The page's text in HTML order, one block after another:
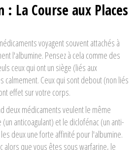
La Course aux Places
voyagent souvent attachés à
l'albumine. Pensez à cela comme des
ceux qui ont un siège (liés aux
Ceux qui sont debout (non liés
effet sur votre corps.
deux médicaments veulent le même
anticoagulant) et le diclofénac (un anti-
deux une forte affinité pour l'albumine.
alors que vous êtes sous warfarine, le